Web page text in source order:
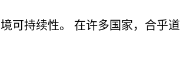
可持续性。 在许多国家，合乎道